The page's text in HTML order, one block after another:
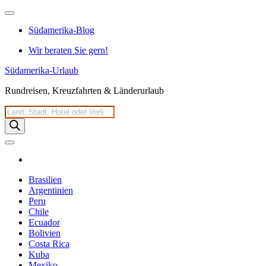
Zum
springenSüdamerika-Blog
Wir beraten Sie gern!
Südamerika-Urlaub
Rundreisen, Kreuzfahrten & Länderurlaub
Products
search
Brasilien
Argentinien
Peru
Chile
Ecuador
Bolivien
Costa Rica
Kuba